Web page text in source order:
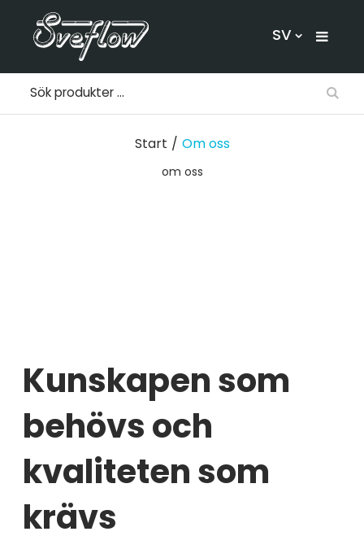
SV
Start / Om oss
om oss
Kunskapen som
behövs och
kvaliteten som
krävs